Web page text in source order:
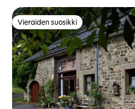
Vieraiden suosikki
Vieraiden suosikki